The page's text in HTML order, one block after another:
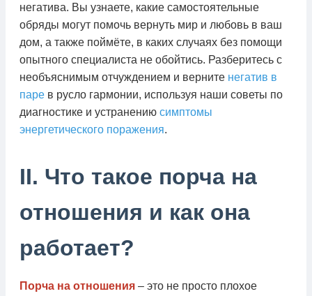
негатива. Вы узнаете, какие самостоятельные
обряды могут помочь вернуть мир и любовь в ваш
дом, а также поймёте, в каких случаях без помощи
опытного специалиста не обойтись. Разберитесь с
необъяснимым отчуждением и верните негатив в
паре в русло гармонии, используя наши советы по
диагностике и устранению симптомы
энергетического поражения.
II. Что такое порча на
отношения и как она
работает?
Порча на отношения – это не просто плохое